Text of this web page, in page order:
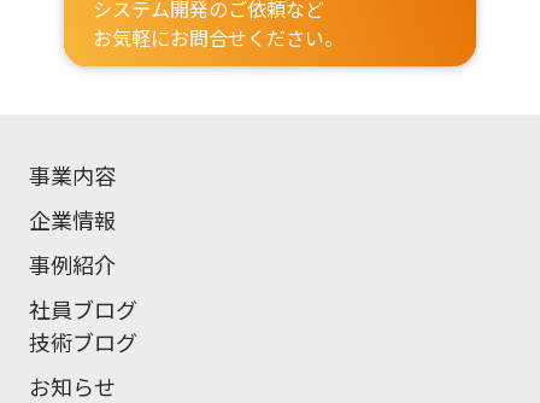
システム開発のご依頼など
お気軽にお問合せください。
事業内容
企業情報
事例紹介
社員ブログ
技術ブログ
お知らせ